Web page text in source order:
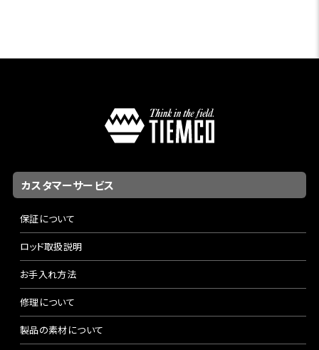
カスタマーサービス
保証について
ロッド取扱説明
お手入れ方法
修理について
製品の素材について